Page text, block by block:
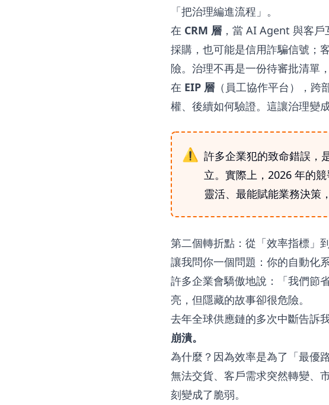
「把治理編進流程」。
在 CRM 層 ，當 AI Agent 與客
採購，也可能是信用詐騙信號；
險。治理不再是一份待審批清單
在 EIP 層 （員工協作平台），
權、後續如何驗證。這讓治理變
許多企業犯的致命錯誤，
立。實際上，2026 年的競
靈活、最能賦能業務決策
第二個轉折點：從「效率指標」
讓我問你一個問題：你的自動化
許多企業會驕傲地說：「我們節
亮，但隱藏的故事卻很危險。
去年全球供應鏈的多次中斷告訴
崩潰。
為什麼？因為效率是為了「最優
無法交貨、客戶需求突然轉變、
刻變成了脆弱。